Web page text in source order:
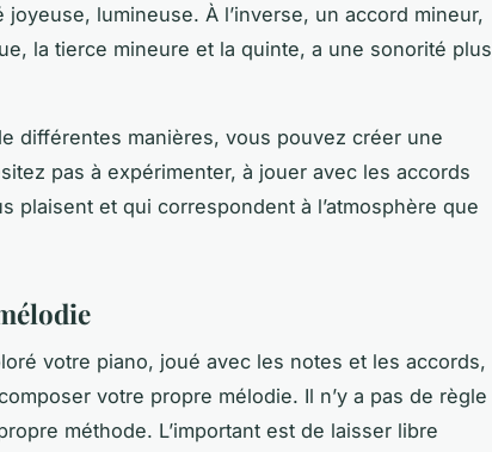
lumineuse. À l’inverse, un accord mineur,
la tierce mineure et la quinte, a une sonorité plus
différentes manières, vous pouvez créer une
pas à expérimenter, à jouer avec les accords
plaisent et qui correspondent à l’atmosphère que
votre piano, joué avec les notes et les accords,
votre propre mélodie. Il n’y a pas de règle
méthode. L’important est de laisser libre